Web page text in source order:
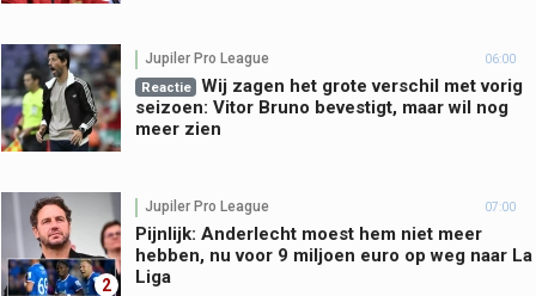
Jupiler Pro League 06:00
Reactie
Wij zagen het grote verschil met vorig
seizoen: Vitor Bruno bevestigt, maar wil nog
meer zien
2
Jupiler Pro League 07:00
Pijnlijk: Anderlecht moest hem niet meer
hebben, nu voor 9 miljoen euro op weg naar La
Liga